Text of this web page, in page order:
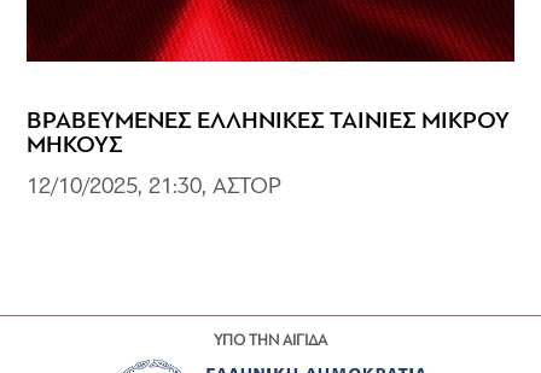
ΒΡΑΒΕΥΜΕΝΕΣ ΕΛΛΗΝΙΚΕΣ ΤΑΙΝΙΕΣ ΜΙΚΡΟΥ
ΜΗΚΟΥΣ
12/10/2025, 21:30, ΑΣΤΟΡ
ΥΠΟ ΤΗΝ ΑΙΓΙΔΑ